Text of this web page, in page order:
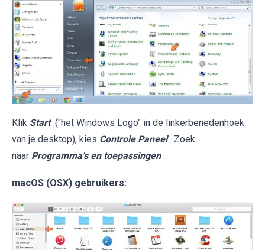
Klik Start ("het Windows Logo" in de linkerbenedenhoek
van je desktop), kies Controle Paneel . Zoek
naar Programma's en toepassingen .
macOS (OSX) gebruikers: